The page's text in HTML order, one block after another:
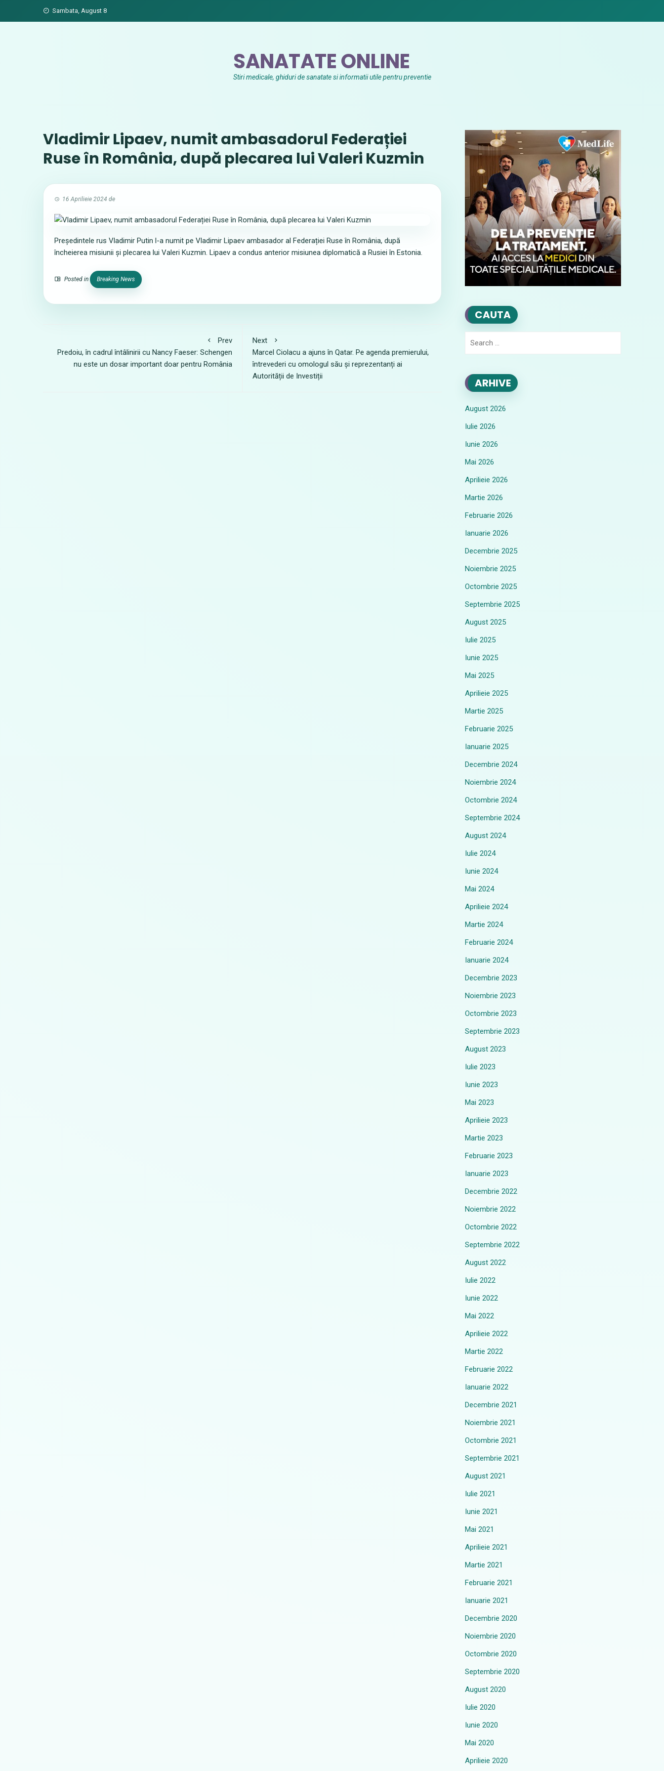
Sambata, August 8
SANATATE ONLINE
Stiri medicale, ghiduri de sanatate si informatii utile pentru preventie
Vladimir Lipaev, numit ambasadorul Federației
Ruse în România, după plecarea lui Valeri Kuzmin
16 Aprilieie 2024 de
Președintele rus Vladimir Putin l-a numit pe Vladimir Lipaev ambasador al Federației Ruse în România, după
încheierea misiunii și plecarea lui Valeri Kuzmin. Lipaev a condus anterior misiunea diplomatică a Rusiei în Estonia.
Posted in Breaking News
Prev
Predoiu, în cadrul întâlinirii cu Nancy Faeser: Schengen
nu este un dosar important doar pentru România
Next
Marcel Ciolacu a ajuns în Qatar. Pe agenda premierului,
întrevederi cu omologul său și reprezentanți ai
Autorității de Investiții
CAUTA
ARHIVE
August 2026
Iulie 2026
Iunie 2026
Mai 2026
Aprilieie 2026
Martie 2026
Februarie 2026
Ianuarie 2026
Decembrie 2025
Noiembrie 2025
Octombrie 2025
Septembrie 2025
August 2025
Iulie 2025
Iunie 2025
Mai 2025
Aprilieie 2025
Martie 2025
Februarie 2025
Ianuarie 2025
Decembrie 2024
Noiembrie 2024
Octombrie 2024
Septembrie 2024
August 2024
Iulie 2024
Iunie 2024
Mai 2024
Aprilieie 2024
Martie 2024
Februarie 2024
Ianuarie 2024
Decembrie 2023
Noiembrie 2023
Octombrie 2023
Septembrie 2023
August 2023
Iulie 2023
Iunie 2023
Mai 2023
Aprilieie 2023
Martie 2023
Februarie 2023
Ianuarie 2023
Decembrie 2022
Noiembrie 2022
Octombrie 2022
Septembrie 2022
August 2022
Iulie 2022
Iunie 2022
Mai 2022
Aprilieie 2022
Martie 2022
Februarie 2022
Ianuarie 2022
Decembrie 2021
Noiembrie 2021
Octombrie 2021
Septembrie 2021
August 2021
Iulie 2021
Iunie 2021
Mai 2021
Aprilieie 2021
Martie 2021
Februarie 2021
Ianuarie 2021
Decembrie 2020
Noiembrie 2020
Octombrie 2020
Septembrie 2020
August 2020
Iulie 2020
Iunie 2020
Mai 2020
Aprilieie 2020